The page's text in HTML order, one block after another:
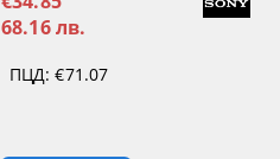
68.16 лв.
ПЦД: €71.07